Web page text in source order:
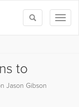
Toggle
search
to
Jason Gibson